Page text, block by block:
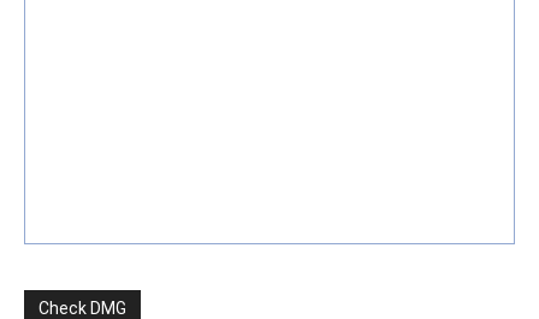
Check DMG